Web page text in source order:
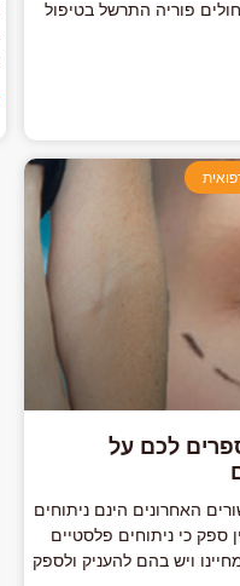
פוריה התרשל בטיפול
לכם על
האחרונים הינם ניתוחים
ספק כי ניתוחים פלסטיים
ויש בהם להעניק ולספק